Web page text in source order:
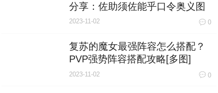
分享：佐助须佐能乎口令奥义图
奖励一览[多图]
2023-11-02 0
复苏的魔女最强阵容怎么搭配？
PVP强势阵容搭配攻略[多图]
2023-11-02 0